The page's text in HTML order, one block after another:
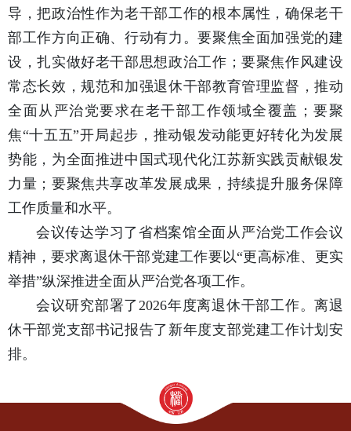
导，把政治性作为老干部工作的根本属性，确保老干
部工作方向正确、行动有力。要聚焦全面加强党的建
设，扎实做好老干部思想政治工作；要聚焦作风建设
常态长效，规范和加强退休干部教育管理监督，推动
全面从严治党要求在老干部工作领域全覆盖；要聚
焦“十五五”开局起步，推动银发动能更好转化为发展
势能，为全面推进中国式现代化江苏新实践贡献银发
力量；要聚焦共享改革发展成果，持续提升服务保障
工作质量和水平。
会议传达学习了省档案馆全面从严治党工作会议
精神，要求离退休干部党建工作要以“更高标准、更实
举措”纵深推进全面从严治党各项工作。
会议研究部署了2026年度离退休干部工作。离退
休干部党支部书记报告了新年度支部党建工作计划安
排。